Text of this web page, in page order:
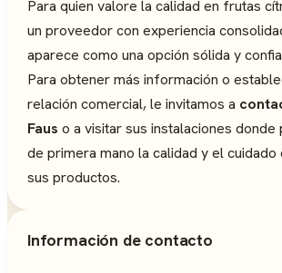
Para quien valore la calidad en frutas
un proveedor con experiencia
aparece como una opción sólida y
Para obtener más información o
relación comercial, le invitamos a
Faus o a visitar sus instalaciones
de primera mano la calidad y el cuidado
sus productos.
Información de contacto